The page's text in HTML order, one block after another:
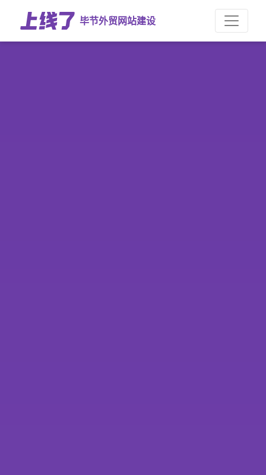
毕节外贸网站建设